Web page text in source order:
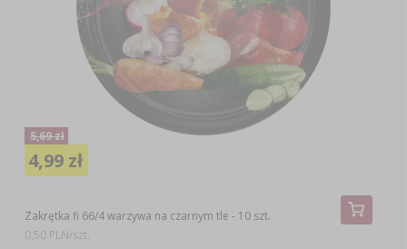
Zakrętka fi 66/4 warzywa na czarnym tle - 10 szt.
5,69 zł
4,99 zł
0,50 PLN/szt.